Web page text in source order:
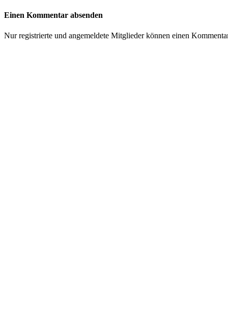
Einen Kommentar absenden
Nur registrierte und angemeldete Mitglieder können einen